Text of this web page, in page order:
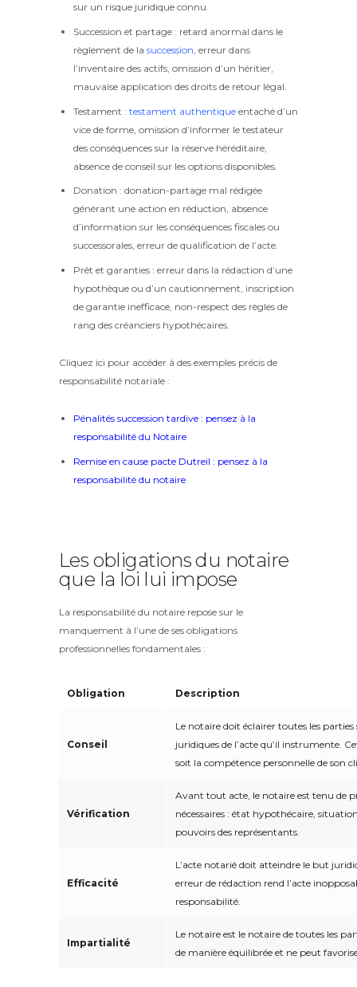
sur un risque juridique connu.
Succession et partage : retard anormal dans le
règlement de la succession , erreur dans
l’inventaire des actifs, omission d’un héritier,
mauvaise application des droits de retour légal.
Testament : testament authentique entaché d’un
vice de forme, omission d’informer le testateur
des conséquences sur la réserve héréditaire,
absence de conseil sur les options disponibles.
Donation : donation-partage mal rédigée
générant une action en réduction, absence
d’information sur les conséquences fiscales ou
successorales, erreur de qualification de l’acte.
Prêt et garanties : erreur dans la rédaction d’une
hypothèque ou d’un cautionnement, inscription
de garantie inefficace, non-respect des règles de
rang des créanciers hypothécaires.
Cliquez ici pour accéder à des exemples précis de
responsabilité notariale :
Pénalités succession tardive : pensez à la
responsabilité du Notaire
Remise en cause pacte Dutreil : pensez à la
responsabilité du notaire
Les obligations du notaire
que la loi lui impose
La responsabilité du notaire repose sur le
manquement à l’une de ses obligations
professionnelles fondamentales :
Obligation Description
Conseil
Le notaire doit éclairer toutes les parties
juridiques de l’acte qu’il instrumente.
soit la compétence personnelle de son
Vérification
Avant tout acte, le notaire est tenu de
nécessaires : état hypothécaire,
pouvoirs des représentants.
Efficacité
L’acte notarié doit atteindre le but
erreur de rédaction rend l’acte
responsabilité.
Impartialité
Le notaire est le notaire de toutes les
de manière équilibrée et ne peut